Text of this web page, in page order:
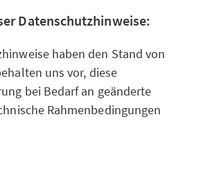
Datenschutzhinweise:
haben den Stand von
uns vor, diese
bei Bedarf an geänderte
Rahmenbedingungen